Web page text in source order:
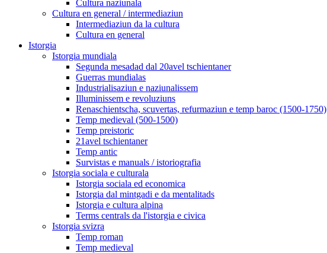
Cultura naziunala
Cultura en general / intermediaziun
Intermediaziun da la cultura
Cultura en general
Istorgia
Istorgia mundiala
Segunda mesadad dal 20avel tschientaner
Guerras mundialas
Industrialisaziun e naziunalissem
Illuminissem e revoluziuns
Renaschientscha, scuvertas, refurmaziun e temp baroc (1500-1750)
Temp medieval (500-1500)
Temp preistoric
21avel tschientaner
Temp antic
Survistas e manuals / istoriografia
Istorgia sociala e culturala
Istorgia sociala ed economica
Istorgia dal mintgadi e da mentalitads
Istorgia e cultura alpina
Terms centrals da l'istorgia e civica
Istorgia svizra
Temp roman
Temp medieval